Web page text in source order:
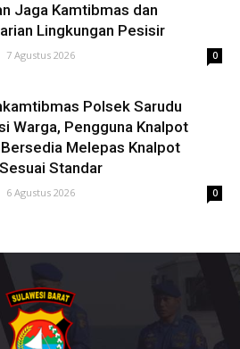
Jaga Kamtibmas dan
Lingkungan Pesisir
7 Agustus 2026 0
Polsek Sarudu
Warga, Pengguna Knalpot
Melepas Knalpot
Standar
6 Agustus 2026 0